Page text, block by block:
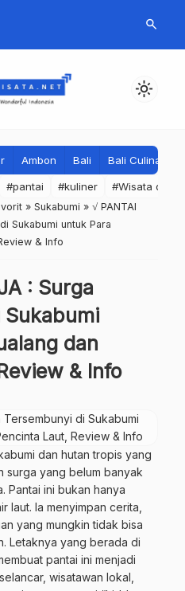
search
light_mode
Ambon Bali Bali Culinary
#pantai #kuliner #Wisata dan
» Sukabumi » √ PANTAI
Sukabumi untuk Para
& Info
: Surga
dan
& Info
dan hutan tropis yang
surga yang belum banyak
Pantai ini bukan hanya
laut. Ia menyimpan cerita,
yang mungkin tidak bisa
Letaknya yang berada di
pantai ini menjadi
wisatawan lokal,